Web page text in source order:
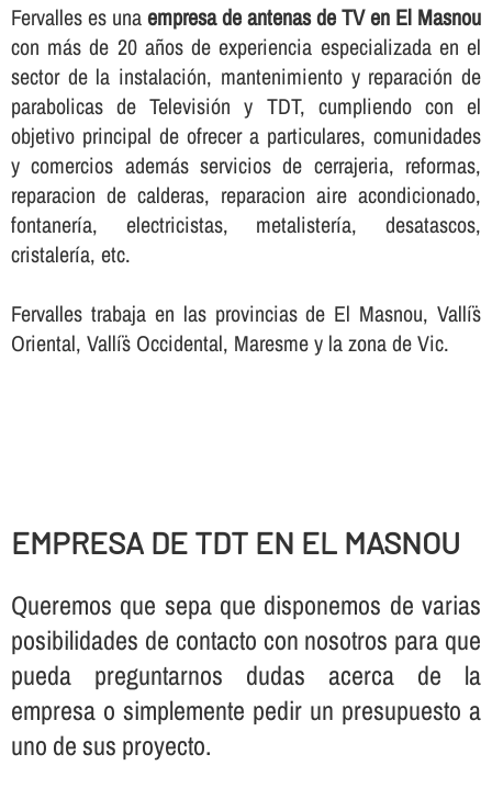
Fervalles es unaempresa de antenas de TV en El Masnou
con más de 20 años de experiencia especializada en el
sector de la instalación, mantenimiento y reparación de
parabolicas de Televisión y TDT, cumpliendo con el
objetivo principal de ofrecer a particulares, comunidades
y comercios además servicios de cerrajeria, reformas,
reparacion de calderas, reparacion aire acondicionado,
fontanerí­a, electricistas, metalisterí­a, desatascos,
cristalerí­a, etc.
Fervalles trabaja en las provincias de El Masnou, Vallí¨s
Oriental, Vallí¨s Occidental, Maresme y la zona de Vic.
EMPRESA DE TDT EN EL MASNOU
Queremos que sepa que disponemos de varias
posibilidades de contacto con nosotros para que
pueda preguntarnos dudas acerca de la
empresa o simplemente pedir un presupuesto a
uno de sus proyecto.